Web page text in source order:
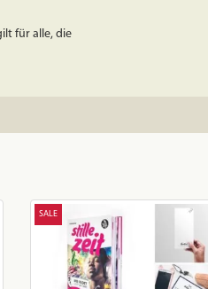
für alle, die
SALE